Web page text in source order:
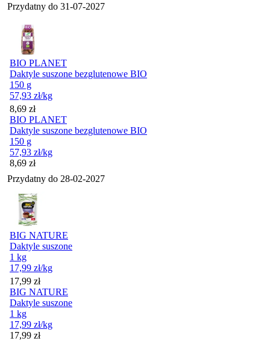
Przydatny do 31-07-2027
BIO PLANET
Daktyle suszone bezglutenowe BIO
150 g
57,93 zł/kg
Cena
8,69 zł
BIO PLANET
Daktyle suszone bezglutenowe BIO
150 g
57,93 zł/kg
Cena
8,69 zł
Przydatny do 28-02-2027
BIG NATURE
Daktyle suszone
1 kg
17,99 zł/kg
Cena
17,99 zł
BIG NATURE
Daktyle suszone
1 kg
17,99 zł/kg
Cena
17,99 zł